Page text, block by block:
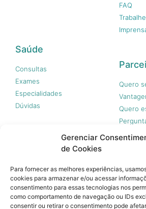
Gerenciar
de Cookies
Para fornecer as melhores experiências,
cookies para armazenar e/ou acessar
consentimento para essas tecnologias nos
como comportamento de navegação ou IDs
consentir ou retirar o consentimento pode
FAQ
Saúde
Consultas
Exames
Especialidades
Dúvidas
Quero
Quero